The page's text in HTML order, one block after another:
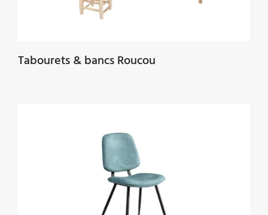
Tabourets & bancs Roucou